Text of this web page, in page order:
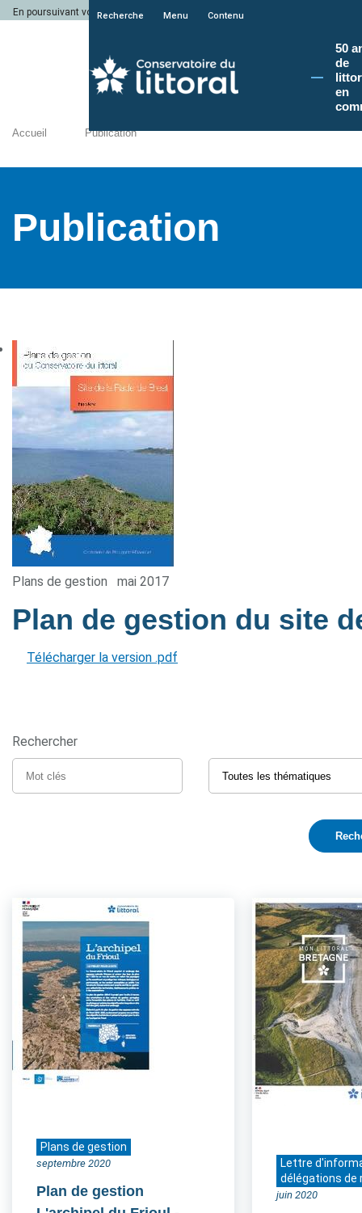
En poursuivant votre navigation sur le site du Conservatoire du littoral, vous
Recherche Menu Contenu
50
de
en
Accueil Publication
Publication
Plans de gestion mai 2017
Plan de gestion du site
Télécharger la version .pdf
Rechercher
Plans de gestion
septembre 2020
Plan de gestion
Lettre
délégations de
juin 2020